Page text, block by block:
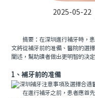
2025-05-22
摘要：在深圳進行補牙時，患
文將從補牙前的准備、醫院的選
闡述，幫助讀者做出更明智的決
1、補牙前的准備
在進行補牙之前，患者應首先